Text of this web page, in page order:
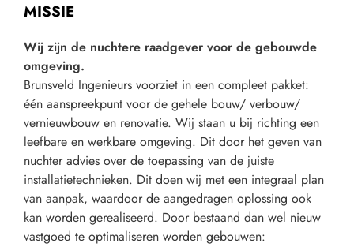
MISSIE
Wij zijn de nuchtere raadgever voor de gebouwde
omgeving.
Brunsveld Ingenieurs voorziet in een compleet pakket:
één aanspreekpunt voor de gehele bouw/ verbouw/
vernieuwbouw en renovatie. Wij staan u bij richting een
leefbare en werkbare omgeving. Dit door het geven van
nuchter advies over de toepassing van de juiste
installatietechnieken. Dit doen wij met een integraal plan
van aanpak, waardoor de aangedragen oplossing ook
kan worden gerealiseerd. Door bestaand dan wel nieuw
vastgoed te optimaliseren worden gebouwen: